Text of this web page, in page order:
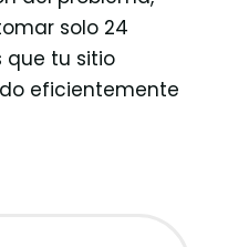
solo 24
que tu sitio
eficientemente